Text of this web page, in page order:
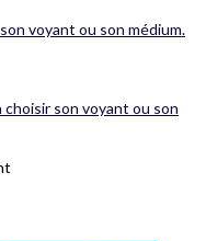
voyant ou son médium.
son voyant ou son